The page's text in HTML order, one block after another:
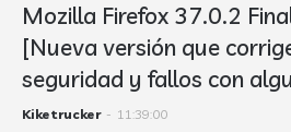
Mozilla Firefox 37.0.2
[Nueva versión que
seguridad y fallos con
Kiketrucker - 11:39:00